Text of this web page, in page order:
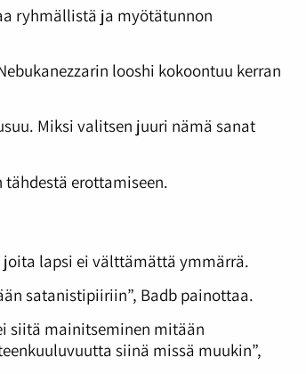
ryhmällistä ja myötätunnon
looshi kokoontuu kerran
Miksi valitsen juuri nämä sanat
erottamiseen.
lapsi ei välttämättä ymmärrä.
satanistipiiriin”, Badb painottaa.
siitä mainitseminen mitään
siinä missä muukin”,